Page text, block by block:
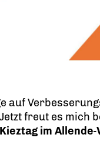
freut es mich
Kieztag im Allende-